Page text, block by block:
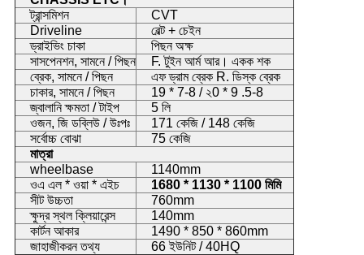
ট্রান্সমিশন
CVT
Driveline
বেল্ট + চেইন
ড্রাইভিং চাকা
পিছন অক্ষ
সাসপেনশন, সামনে / পিছন
F. টুইন আর্ম আর। একক শক
ব্রেক, সামনে / পিছন
এফড্রাম ব্রেক R. ডিস্ক ব্রেক
চাকার, সামনে / পিছন
19 * 7-8 / ২0 * 9 .5-8
জ্বালানি ক্ষমতা / টাইপ
5 লি
ওজন, জি ডব্লিউ / উঃপঃ
171 কেজি / 148 কেজি
সর্বোচ্চ বোঝা
75 কেজি
মাত্রা
wheelbase
1140mm
ওএ এল * ওয়া * এইচ
1680 * 1130 * 1100 মিমি
সীট উচ্চতা
760mm
ক্ষুদ্র স্থল ক্লিয়ারেন্স
140mm
কার্টন আকার
1490 * 850 * 860mm
জাহাজীকরন তথ্য
66 ইউনিট / 40HQ